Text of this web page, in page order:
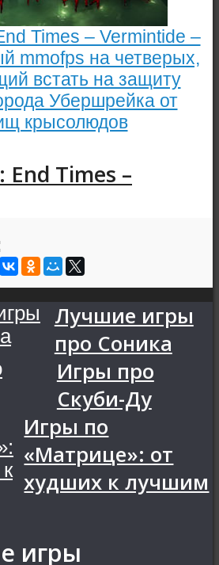
Times – Vermintide –
mmofps на четверых,
встать на защиту
Убершрейка от
крысолюдов
Times –
Лучшие игры
про Соника
Игры про
Скуби-Ду
Игры по
«Матрице»: от
худших к лучшим
игры